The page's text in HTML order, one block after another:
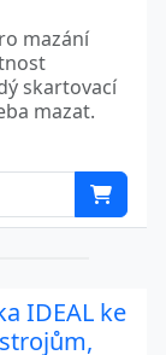
mazání
skartovací
mazat.
IDEAL ke